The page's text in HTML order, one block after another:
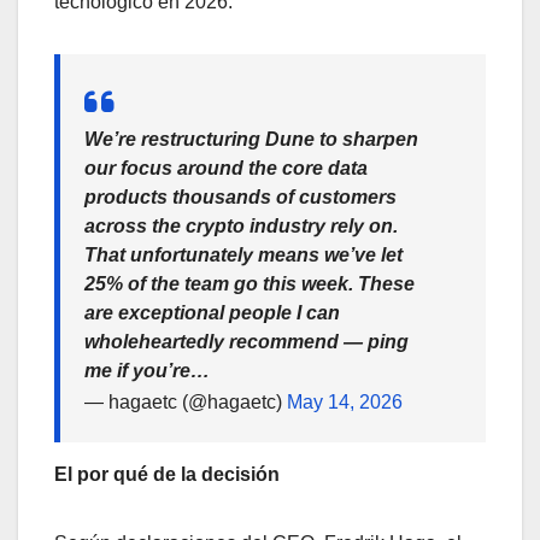
We’re restructuring Dune to sharpen
our focus around the core data
products thousands of customers
across the crypto industry rely on.
That unfortunately means we’ve let
25% of the team go this week. These
are exceptional people I can
wholeheartedly recommend — ping
me if you’re…
— hagaetc (@hagaetc) May 14, 2026
El por qué de la decisión